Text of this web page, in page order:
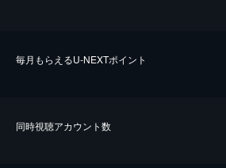
毎⽉もらえるU-NEXTポイント
同時視聴アカウント数